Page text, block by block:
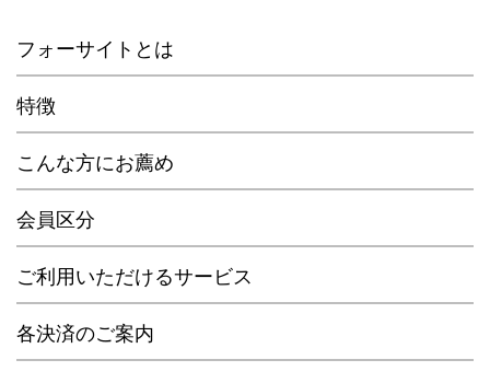
フォーサイトとは
特徴
こんな方にお薦め
会員区分
ご利用いただけるサービス
各決済のご案内